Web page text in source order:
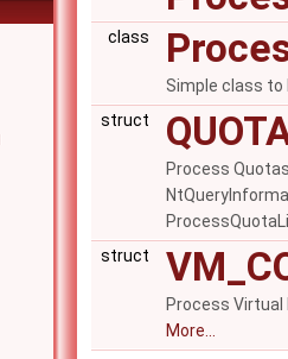
class
Simple class
struct
Process
struct
Process
More...